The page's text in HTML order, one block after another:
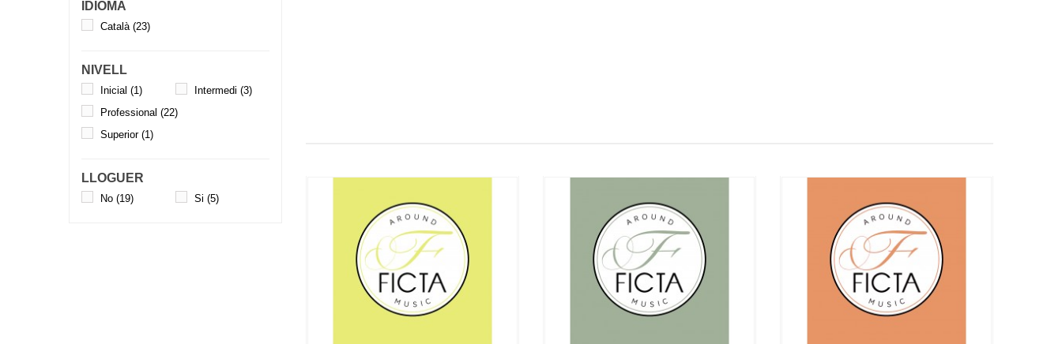
IDIOMA
Català(23)
NIVELL
Inicial (1) Intermedi (3)
Professional (22)
Superior(1)
LLOGUER
No (19) Si (5)